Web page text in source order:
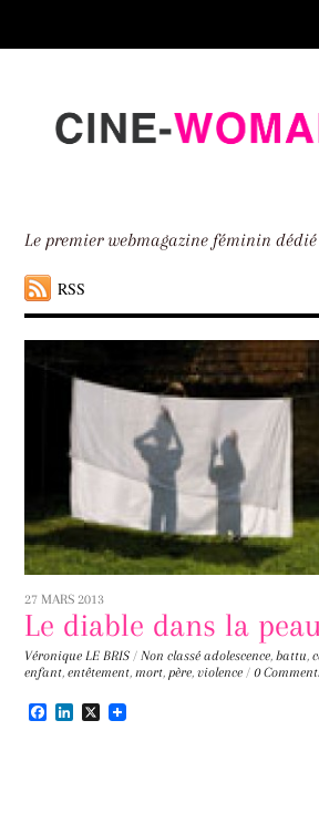
down
Le premier webmagazine féminin
RSS
27 MARS 2013
Le diable dans la
Véronique LE BRIS / Non classé adolescence,battu,
enfant,entêtement, mort, père,violence / 0
F L X